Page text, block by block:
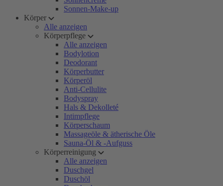
Sonnen-Make-up
Körper
Alle anzeigen
Körperpflege
Alle anzeigen
Bodylotion
Deodorant
Körperbutter
Körperöl
Anti-Cellulite
Bodyspray
Hals & Dekolleté
Intimpflege
Körperschaum
Massageöle & ätherische Öle
Sauna-Öl & -Aufguss
Körperreinigung
Alle anzeigen
Duschgel
Duschöl